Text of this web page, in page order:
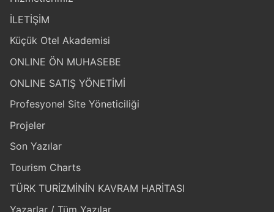
İLETİŞİM
Küçük Otel Akademisi
ONLINE ÖN MUHASEBE
ONLINE SATIŞ YÖNETİMİ
Profesyonel Site Yöneticiliği
Projeler
Son Yazılar
Tourism Charts
TÜRK TURİZMİNİN KAVRAM HARİTASI